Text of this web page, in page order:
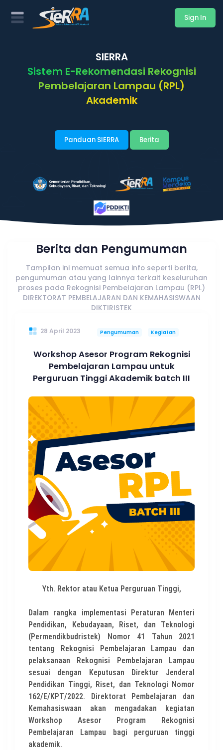
Sign In
SIERRA
Sistem E-Rekomendasi Rekognisi
Pembelajaran Lampau (RPL)
Akademik
Panduan SIERRA Berita
Berita dan Pengumuman
Tampilan ini memuat semua info seperti berita,
pengumuman atau yang lainnya terkait keseluruhan
proses pada Rekognisi Pembelajaran Lampau (RPL)
DIREKTORAT PEMBELAJARAN DAN KEMAHASISWAAN
DIKTIRISTEK
28 April 2023 Pengumuman Kegiatan
Workshop Asesor Program Rekognisi
Pembelajaran Lampau untuk
Perguruan Tinggi Akademik batch III
Yth. Rektor atau Ketua Perguruan Tinggi,
Dalam rangka implementasi Peraturan Menteri
Pendidikan, Kebudayaan, Riset, dan Teknologi
(Permendikbudristek) Nomor 41 Tahun 2021
tentang Rekognisi Pembelajaran Lampau dan
pelaksanaan Rekognisi Pembelajaran Lampau
sesuai dengan Keputusan Direktur Jenderal
Pendidikan Tinggi, Riset, dan Teknologi Nomor
162/E/KPT/2022. Direktorat Pembelajaran dan
Kemahasiswaan akan mengadakan kegiatan
Workshop Asesor Program Rekognisi
Pembelajaran Lampau bagi perguruan tinggi
akademik.